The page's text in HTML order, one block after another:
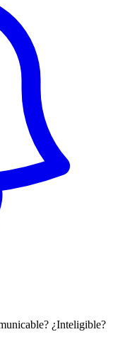
¿Inteligible?